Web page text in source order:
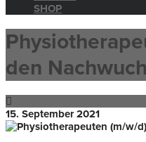
SHOP
den
15. September 2021